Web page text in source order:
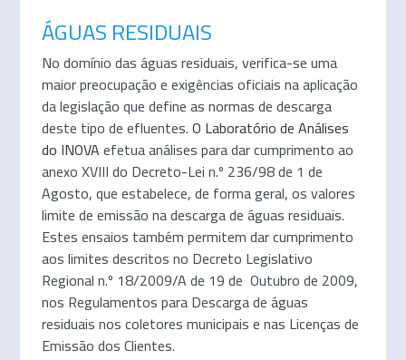
ÁGUAS RESIDUAIS
No domínio das águas residuais, verifica-se uma
maior preocupação e exigências oficiais na aplicação
da legislação que define as normas de descarga
deste tipo de efluentes.O Laboratório de Análises
do INOVAefetua análises para dar cumprimento ao
anexo XVIII do Decreto-Lei n.º 236/98 de 1 de
Agosto, que estabelece, de forma geral, os valores
limite de emissão na descarga de águas residuais.
Estes ensaios também permitem dar cumprimento
aoslimites descritos no Decreto Legislativo
Regional n.º 18/2009/A de 19 de Outubro de 2009,
nos Regulamentos para Descarga de águas
residuais nos coletores municipais e nas Licenças de
Emissão dos Clientes.